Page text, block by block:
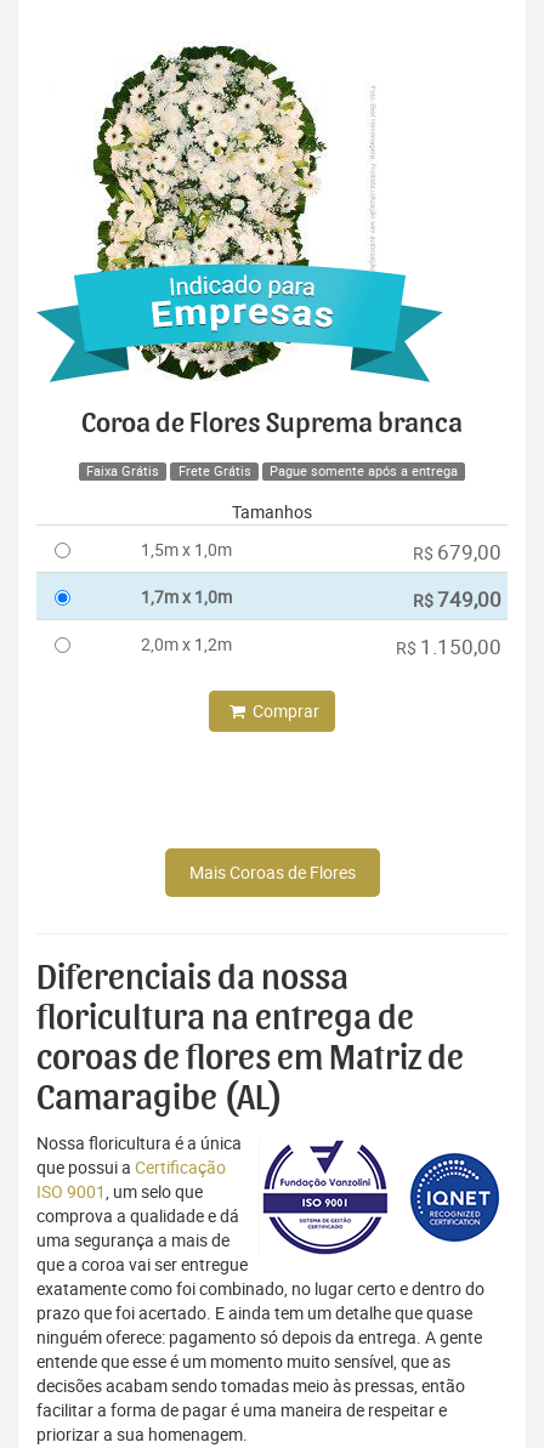
Coroa de Flores Suprema branca
Faixa Grátis Frete Grátis Pague somente após a entrega
Tamanhos
1,5m x 1,0m
R$ 679,00
1,7m x 1,0m R$749,00
2,0m x 1,2m R$ 1.150,00
Comprar
Mais Coroas de Flores
Diferenciais da nossa
floricultura na entrega de
coroas de flores em Matriz de
Camaragibe (AL)
Nossa floricultura é a única
que possui a Certificação
ISO 9001, um selo que
comprova a qualidade e dá
uma segurança a mais de
que a coroa vai ser entregue
exatamente como foi combinado, no lugar certo e dentro do
prazo que foi acertado. E ainda tem um detalhe que quase
ninguém oferece: pagamento só depois da entrega. A gente
entende que esse é um momento muito sensível, que as
decisões acabam sendo tomadas meio às pressas, então
facilitar a forma de pagar é uma maneira de respeitar e
priorizar a sua homenagem.